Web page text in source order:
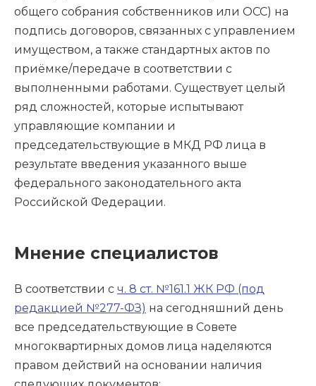
общего собрания собственников или ОСС) на
подпись договоров, связанных с управлением
имуществом, а также стандартных актов по
приёмке/передаче в соответствии с
выполненными работами. Существует целый
ряд сложностей, которые испытывают
управляющие компании и
председательствующие в МКД РФ лица в
результате введения указанного выше
федерального законодательного акта
Российской Федерации.
Мнение специалистов
В соответствии с ч. 8 ст. №161.1 ЖК РФ (под
редакцией №277-ФЗ) на сегодняшний день
все председательствующие в Совете
многоквартирных домов лица наделяются
правом действий на основании наличия